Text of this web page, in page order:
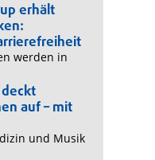
erhält
werden in
auf – mit
und Musik